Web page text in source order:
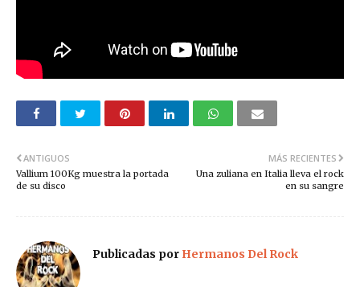
MÁS RECIENTES
Una zuliana en Italia lleva el rock
en su sangre
ANTIGUOS
Vallium 100Kg muestra la portada
de su disco
Publicadas por Hermanos Del Rock